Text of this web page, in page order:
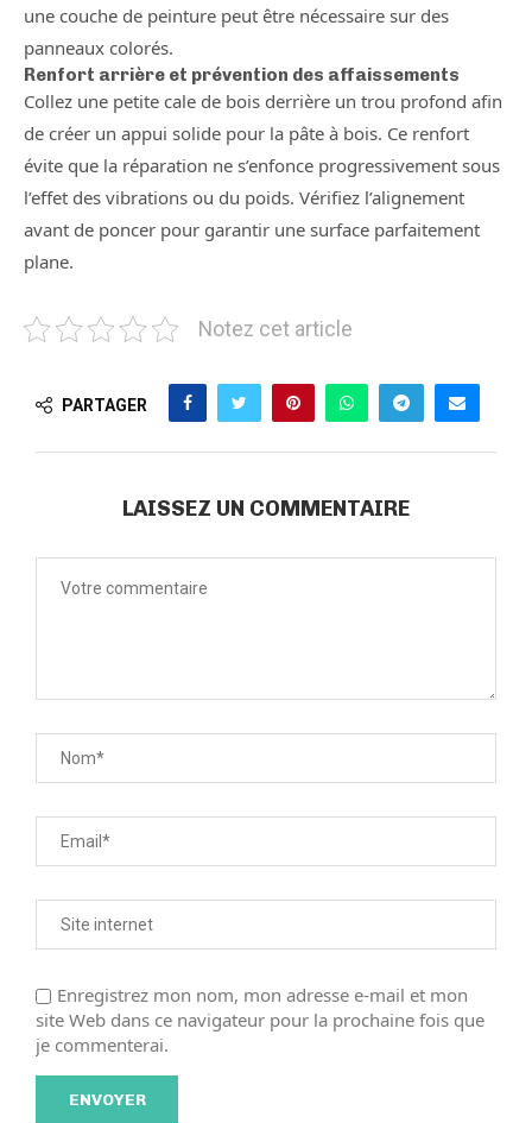
une couche de peinture peut être nécessaire sur des
panneaux colorés.
Renfort arrière et prévention des affaissements
Collez une petite cale de bois derrière un trou profond afin
de créer un appui solide pour la pâte à bois. Ce renfort
évite que la réparation ne s’enfonce progressivement sous
l’effet des vibrations ou du poids. Vérifiez l’alignement
avant de poncer pour garantir une surface parfaitement
plane.
Notez cet article
PARTAGER
LAISSEZ UN COMMENTAIRE
Enregistrez mon nom, mon adresse e-mail et mon
site Web dans ce navigateur pour la prochaine fois que
je commenterai.